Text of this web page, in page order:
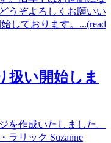
うぞよろしくお願いい
しております。...(read
扱い開始しま
を作成いたしました。
リック Suzanne